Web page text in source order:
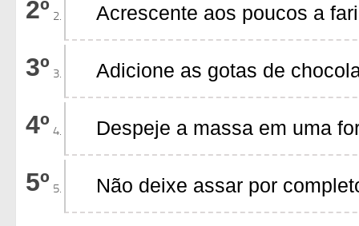
Acrescente aos poucos a
Adicione as gotas de
Despeje a massa em uma
Não deixe assar por